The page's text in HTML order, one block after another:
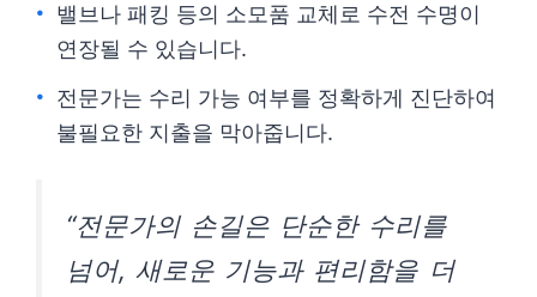
밸브나 패킹 등의 소모품 교체로 수전 수명이
연장될 수 있습니다.
전문가는 수리 가능 여부를 정확하게 진단하여
불필요한 지출을 막아줍니다.
“전문가의 손길은 단순한 수리를
넘어, 새로운 기능과 편리함을 더